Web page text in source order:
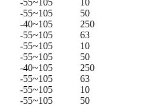
-55~105
10
-55~105
50
-40~105
250
-55~105
63
-55~105
10
-55~105
50
-40~105
250
-55~105
63
-55~105
10
-55~105
50